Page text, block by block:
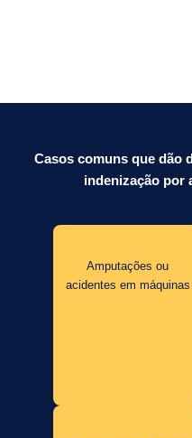
Casos comuns que dão
indenização por
Amputações ou
acidentes em máquinas